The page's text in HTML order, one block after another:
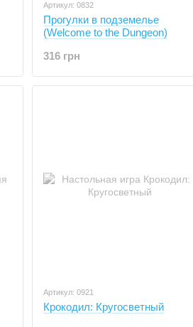
Артикул: 0832
Прогулки в подземелье
(Welcome to the Dungeon)
316 грн
Артикул: 0921
Крокодил: Кругосветный